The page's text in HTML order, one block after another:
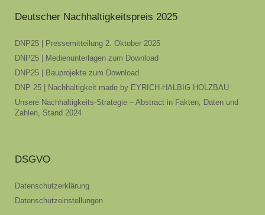
Deutscher Nachhaltigkeitspreis 2025
DNP25 | Pressemitteilung 2. Oktober 2025
DNP25 | Medienunterlagen zum Download
DNP25 | Bauprojekte zum Download
DNP 25 | Nachhaltigkeit made by EYRICH-HALBIG HOLZBAU
Unsere Nachhaltigkeits-Strategie – Abstract in Fakten, Daten und
Zahlen, Stand 2024
DSGVO
Datenschutzerklärung
Datenschutzeinstellungen